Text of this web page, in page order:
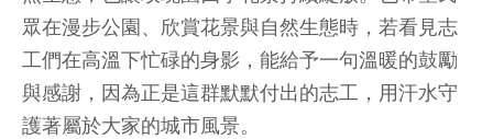
眾在漫步公園、欣賞花景與自然生態時，若看見志
工們在高溫下忙碌的身影，能給予一句溫暖的鼓勵
與感謝，因為正是這群默默付出的志工，用汗水守
護著屬於大家的城市風景。